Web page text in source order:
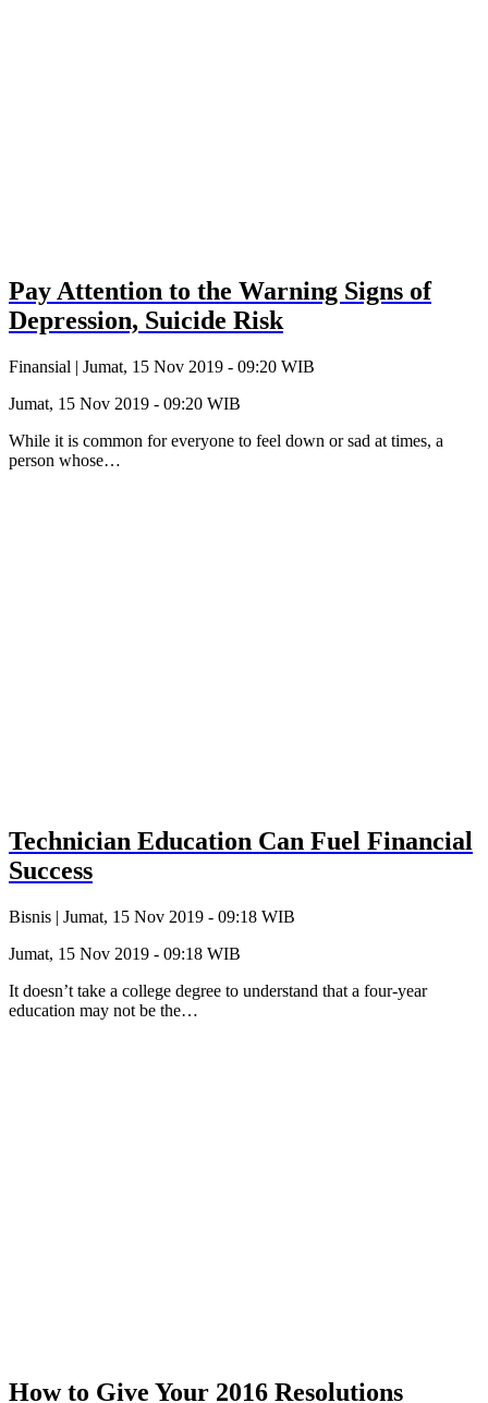
Pay Attention to the Warning Signs of
Depression, Suicide Risk
Finansial | Jumat, 15 Nov 2019 - 09:20 WIB
Jumat, 15 Nov 2019 - 09:20 WIB
While it is common for everyone to feel down or sad at times, a
person whose…
Technician Education Can Fuel Financial
Success
Bisnis | Jumat, 15 Nov 2019 - 09:18 WIB
Jumat, 15 Nov 2019 - 09:18 WIB
It doesn’t take a college degree to understand that a four-year
education may not be the…
How to Give Your 2016 Resolutions